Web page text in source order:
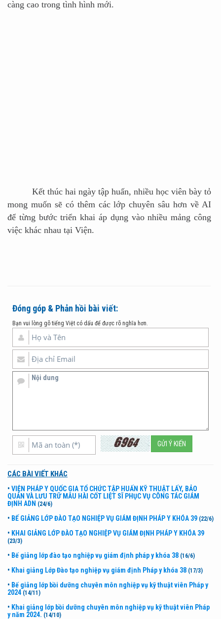
càng cao trong tình hình mới.
Kết thúc hai ngày tập huấn, nhiều học viên bày tỏ
mong muốn sẽ có thêm các lớp chuyên sâu hơn về AI
để từng bước triển khai áp dụng vào nhiều mảng công
việc khác nhau tại Viện.
Đóng góp & Phản hồi bài viết:
Bạn vui lòng gõ tiếng Việt có dấu để được rõ nghĩa hơn.
CÁC BÀI VIẾT KHÁC
• VIỆN PHÁP Y QUỐC GIA TỔ CHỨC TẬP HUẤN KỸ THUẬT LẤY, BẢO
QUẢN VÀ LƯU TRỮ MẪU HÀI CỐT LIỆT SĨ PHỤC VỤ CÔNG TÁC GIÁM
ĐỊNH ADN (24/6)
• BẾ GIẢNG LỚP ĐÀO TẠO NGHIỆP VỤ GIÁM ĐỊNH PHÁP Y KHÓA 39 (22/6)
• KHAI GIẢNG LỚP ĐÀO TẠO NGHIỆP VỤ GIÁM ĐỊNH PHÁP Y KHÓA 39
(23/3)
• Bế giảng lớp đào tạo nghiệp vụ giám định pháp y khóa 38 (16/6)
• Khai giảng Lớp Đào tạo nghiệp vụ giám định Pháp y khóa 38 (17/3)
• Bế giảng lớp bồi dưỡng chuyên môn nghiệp vụ kỹ thuật viên Pháp y
2024 (14/11)
• Khai giảng lớp bồi dưỡng chuyên môn nghiệp vụ kỹ thuật viên Pháp
y năm 2024. (14/10)